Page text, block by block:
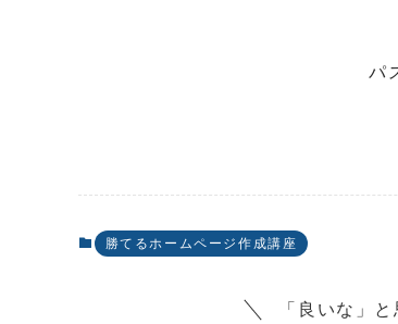
パ
勝てるホームページ作成講座
「良いな」